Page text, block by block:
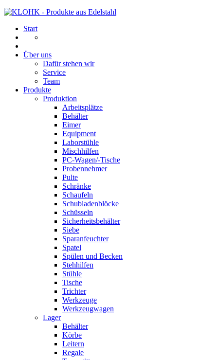
Start
Über uns
Dafür stehen wir
Service
Team
Produkte
Produktion
Arbeitsplätze
Behälter
Eimer
Equipment
Laborstühle
Mischhilfen
PC-Wagen/-Tische
Probennehmer
Pulte
Schränke
Schaufeln
Schubladenblöcke
Schüsseln
Sicherheitsbehälter
Siebe
Sparanfeuchter
Spatel
Spülen und Becken
Stehhilfen
Stühle
Tische
Trichter
Werkzeuge
Werkzeugwagen
Lager
Behälter
Körbe
Leitern
Regale